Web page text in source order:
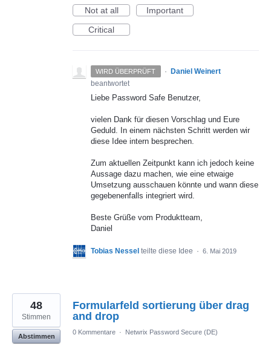
Not at all
Important
Critical
WIRD ÜBERPRÜFT · Daniel Weinert
beantwortet
Liebe Password Safe Benutzer,
vielen Dank für diesen Vorschlag und Eure
Geduld. In einem nächsten Schritt werden wir
diese Idee intern besprechen.
Zum aktuellen Zeitpunkt kann ich jedoch keine
Aussage dazu machen, wie eine etwaige
Umsetzung ausschauen könnte und wann diese
gegebenenfalls integriert wird.
Beste Grüße vom Produktteam,
Daniel
Tobias Nessel teilte diese Idee · 6. Mai 2019
Formularfeld sortierung über drag
and drop
48
Stimmen
Abstimmen
0 Kommentare · Netwrix Password Secure (DE)